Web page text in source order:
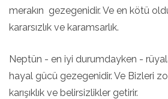
merakın gezegenidir. Ve en kötü
kararsızlık ve karamsarlık.
Neptün - en iyi durumdayken -
hayal gücü gezegenidir. Ve Bizleri
karışıklık ve belirsizlikler getirir.